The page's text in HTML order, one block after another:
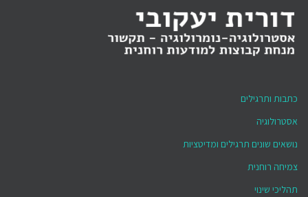
כתבות ותרגילים
אסטרולוגיה
נושאים שונים תרגילים ומדיטציות
צמיחה רוחנית
תהליכי שינוי